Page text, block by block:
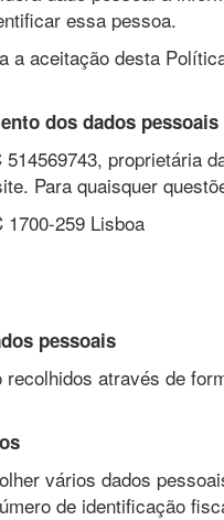
essa pessoa.
a aceitação desta
dos dados pessoais
proprietária
Para quaisquer
259 Lisboa
pessoais
através de
vários dados
de identificação